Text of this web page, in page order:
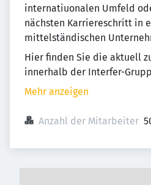
internatiuonalen Umfeld
nächsten Karriereschritt in
mittelständischen
Hier finden Sie die aktuell
innerhalb der Interfer-
Mehr anzeigen
Anzahl der Mitarbeiter